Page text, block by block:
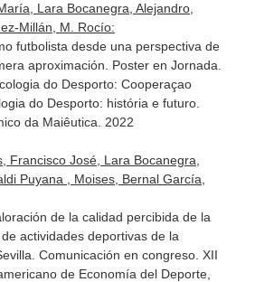
Lara Bocanegra, Alejandro,
Millán, M. Rocío:
futbolista desde una perspectiva de
aproximación. Poster en Jornada.
do Desporto: Cooperaçao
do Desporto: história e futuro.
da Maiêutica. 2022
Francisco José, Lara Bocanegra,
Puyana , Moises, Bernal García,
de la calidad percibida de la
actividades deportivas de la
Comunicación en congreso. XII
de Economía del Deporte,